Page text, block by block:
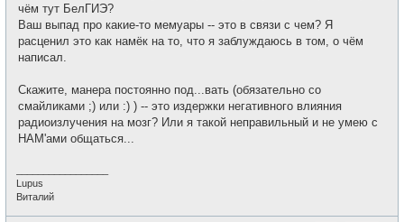
и
чём тут БелГИЭ?
Ваш выпад про какие-то мемуары -- это в связи с чем? Я
расценил это как намёк на то, что я заблуждаюсь в том, о чём
написал.
Скажите, манера постоянно под...вать (обязательно со
смайликами ;) или :) ) -- это издержки негативного влияния
радиоизлучения на мозг? Или я такой неправильный и не умею с
НАМ'ами общаться...
Lupus
Виталий